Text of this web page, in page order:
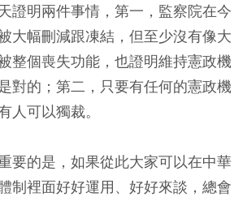
證明兩件事情，第一，監察院在今
大幅刪減跟凍結，但至少沒有像大
整個喪失功能，也證明維持憲政機
對的；第二，只要有任何的憲政機
人可以獨裁。
要的是，如果從此大家可以在中華
制裡面好好運用、好好來談，總會